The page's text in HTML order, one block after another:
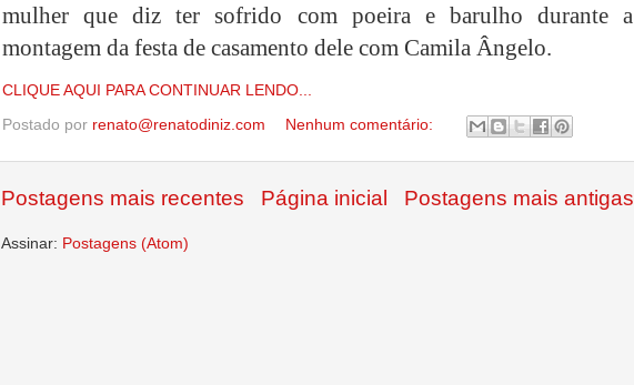
mulher que diz ter sofrido com poeira e barulho durante a
montagem da festa de casamento dele com Camila Ângelo.
CLIQUE AQUI PARA CONTINUAR LENDO...
Postado por renato@renatodiniz.com Nenhum comentário:
Postagens mais recentes Postagens mais antigas
Página inicial
Assinar: Postagens (Atom)